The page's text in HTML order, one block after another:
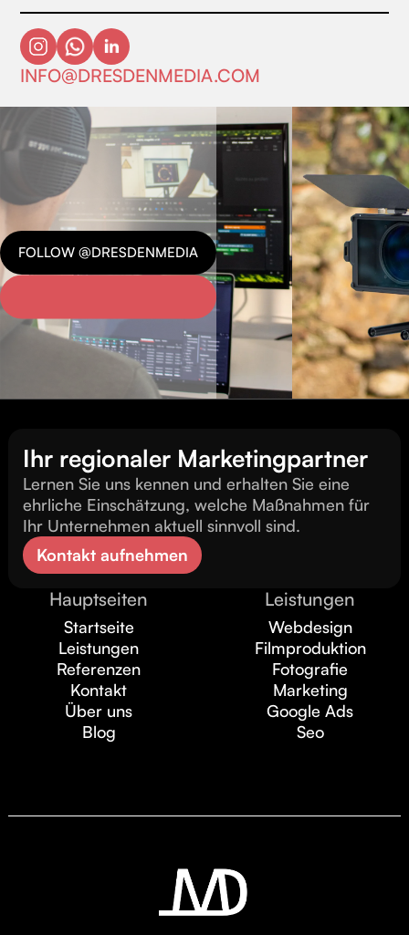
INFO@DRESDENMEDIA.COM
FOLLOW @DRESDENMEDIA
Ihr regionaler Marketingpartner
Lernen Sie uns kennen und erhalten Sie eine
ehrliche Einschätzung, welche Maßnahmen für
Ihr Unternehmen aktuell sinnvoll sind.
Kontakt aufnehmen
Hauptseiten
Startseite
Leistungen
Referenzen
Kontakt
Über uns
Blog
Leistungen
Webdesign
Filmproduktion
Fotografie
Marketing
Google Ads
Seo